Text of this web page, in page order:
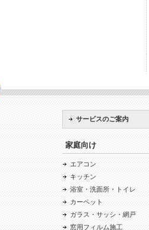
サービスのご案内
家庭向け
エアコン
キッチン
浴室・洗面所・トイレ
カーペット
ガラス・サッシ・網戸
窓用フィルム施工